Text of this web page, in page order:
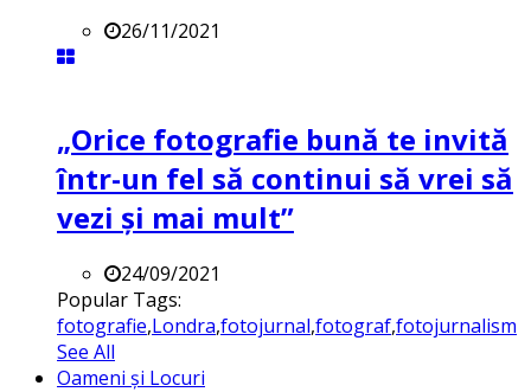
26/11/2021
„Orice fotografie bună te invită
într-un fel să continui să vrei să
vezi și mai mult”
24/09/2021
Popular Tags:
fotografie,Londra,fotojurnal,fotograf,fotojurnalism
See All
Oameni și Locuri